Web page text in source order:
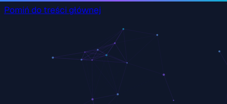
Pomiń do treści głównej